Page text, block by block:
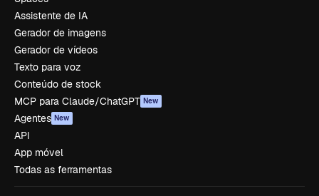
Assistente de IA
Gerador de imagens
Gerador de vídeos
Texto para voz
Conteúdo de stock
MCP para Claude/ChatGPT New
Agentes New
API
App móvel
Todas as ferramentas